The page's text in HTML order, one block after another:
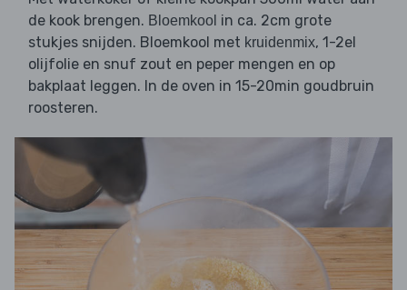
de kook brengen. Bloemkool in ca. 2cm grote
stukjes snijden. Bloemkool met kruidenmix, 1-2el
olijfolie en snuf zout en peper mengen en op
bakplaat leggen. In de oven in 15-20min goudbruin
roosteren.